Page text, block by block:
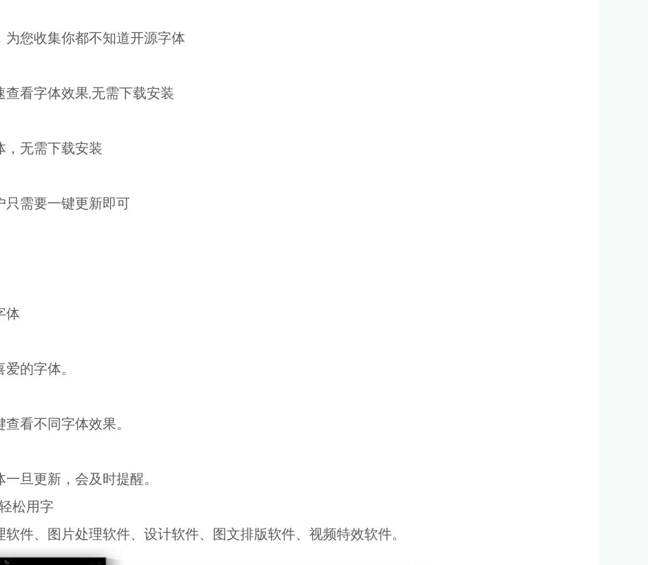
您收集你都不知道开源字体
看字体效果,无需下载安装
，无需下载安装
只需要一键更新即可
体
的字体。
看不同字体效果。
旦更新，会及时提醒。
松用字
件、图片处理软件、设计软件、图文排版软件、视频特效软件。